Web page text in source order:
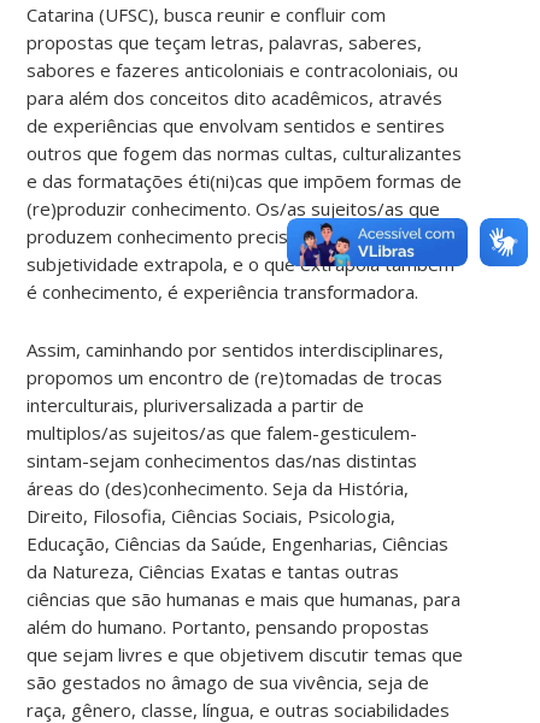
Catarina (UFSC), busca reunir e confluir com
propostas que teçam letras, palavras, saberes,
sabores e fazeres anticoloniais e contracoloniais, ou
para além dos conceitos dito acadêmicos, através
de experiências que envolvam sentidos e sentires
outros que fogem das normas cultas, culturalizantes
e das formatações éti(ni)cas que impõem formas de
(re)produzir conhecimento. Os/as sujeitos/as que
produzem conhecimento precisam saber que sua
subjetividade extrapola, e o que extrapola também
é conhecimento, é experiência transformadora.
Assim, caminhando por sentidos interdisciplinares,
propomos um encontro de (re)tomadas de trocas
interculturais, pluriversalizada a partir de
multiplos/as sujeitos/as que falem-gesticulem-
sintam-sejam conhecimentos das/nas distintas
áreas do (des)conhecimento. Seja da História,
Direito, Filosofia, Ciências Sociais, Psicologia,
Educação, Ciências da Saúde, Engenharias, Ciências
da Natureza, Ciências Exatas e tantas outras
ciências que são humanas e mais que humanas, para
além do humano. Portanto, pensando propostas
que sejam livres e que objetivem discutir temas que
são gestados no âmago de sua vivência, seja de
raça, gênero, classe, língua, e outras sociabilidades